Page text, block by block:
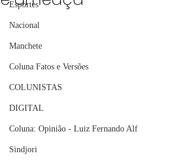
Esportes
Nacional
Manchete
Coluna Fatos e Versões
COLUNISTAS
DIGITAL
Coluna: Opinião - Luiz Fernando Alf
Sindjori